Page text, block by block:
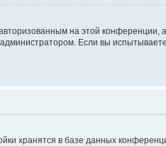
на этой конференции,
Если вы
хранятся в базе данных